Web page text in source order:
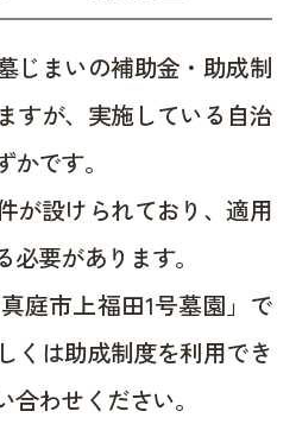
じまいの補助金・助成制
すが、実施している自治
です。
が設けられており、適用
要があります。
庭市上福田1号墓園」で
くは助成制度を利用でき
わせください。